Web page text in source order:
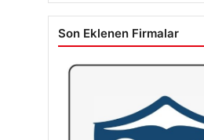
Son Eklenen Firmalar